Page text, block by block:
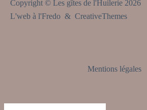
Copyright © Les gîtes de l'Huilerie 2026
L'web à l'Fredo & CreativeThemes
Mentions légales